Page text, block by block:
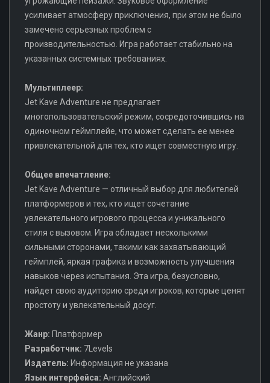
усиливает атмосферу приключения, при этом не было
замечено серьезных проблем с
производительностью. Игра работает стабильно на
указанных системных требованиях.
Мультиплеер:
Jet Kave Adventure не предлагает
многопользовательский режим, сосредоточившись на
одиночном геймплейе, что может сделать ее менее
привлекательной для тех, кто ищет совместную игру.
Общее впечатление:
Jet Kave Adventure — отличный выбор для любителей
платформеров и тех, кто ищет сочетание
увлекательного игрового процесса и уникального
стиля с вызовом. Игра обладает несколькими
сильными сторонами, такими как захватывающий
геймплей, яркая графика и возможность улучшения
навыков через испытания. Эта игра, безусловно,
найдет свою аудиторию среди игроков, которые ценят
простоту и увлекательный досуг.
Жанр: Платформер
Разработчик: 7Levels
Издатель: Информация не указана
Язык интерфейса: Английский